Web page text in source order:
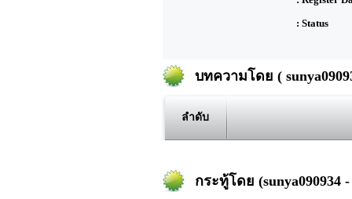
: Status
บทความโดย (
ลำดับ
กระทู้โดย (sunya090934